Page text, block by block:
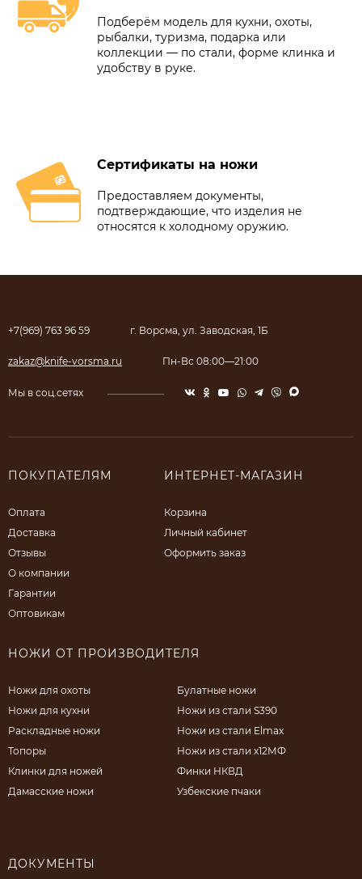
Подберём модель для кухни, охоты,
рыбалки, туризма, подарка или
коллекции — по стали, форме клинка и
удобству в руке.
Сертификаты на ножи
Предоставляем документы,
подтверждающие, что изделия не
относятся к холодному оружию.
+7(969) 763 96 59 г. Ворсма, ул. Заводская, 1Б
zakaz@knife-vorsma.ru Пн-Вс 08:00—21:00
Мы в соц.сетях
ПОКУПАТЕЛЯМ
Оплата
Доставка
Отзывы
О компании
Гарантии
Оптовикам
ИНТЕРНЕТ-МАГАЗИН
Корзина
Личный кабинет
Оформить заказ
НОЖИ ОТ ПРОИЗВОДИТЕЛЯ
Ножи для охоты
Ножи для кухни
Раскладные ножи
Топоры
Клинки для ножей
Дамасские ножи
Булатные ножи
Ножи из стали S390
Ножи из стали Elmax
Ножи из стали х12МФ
Финки НКВД
Узбекские пчаки
ДОКУМЕНТЫ